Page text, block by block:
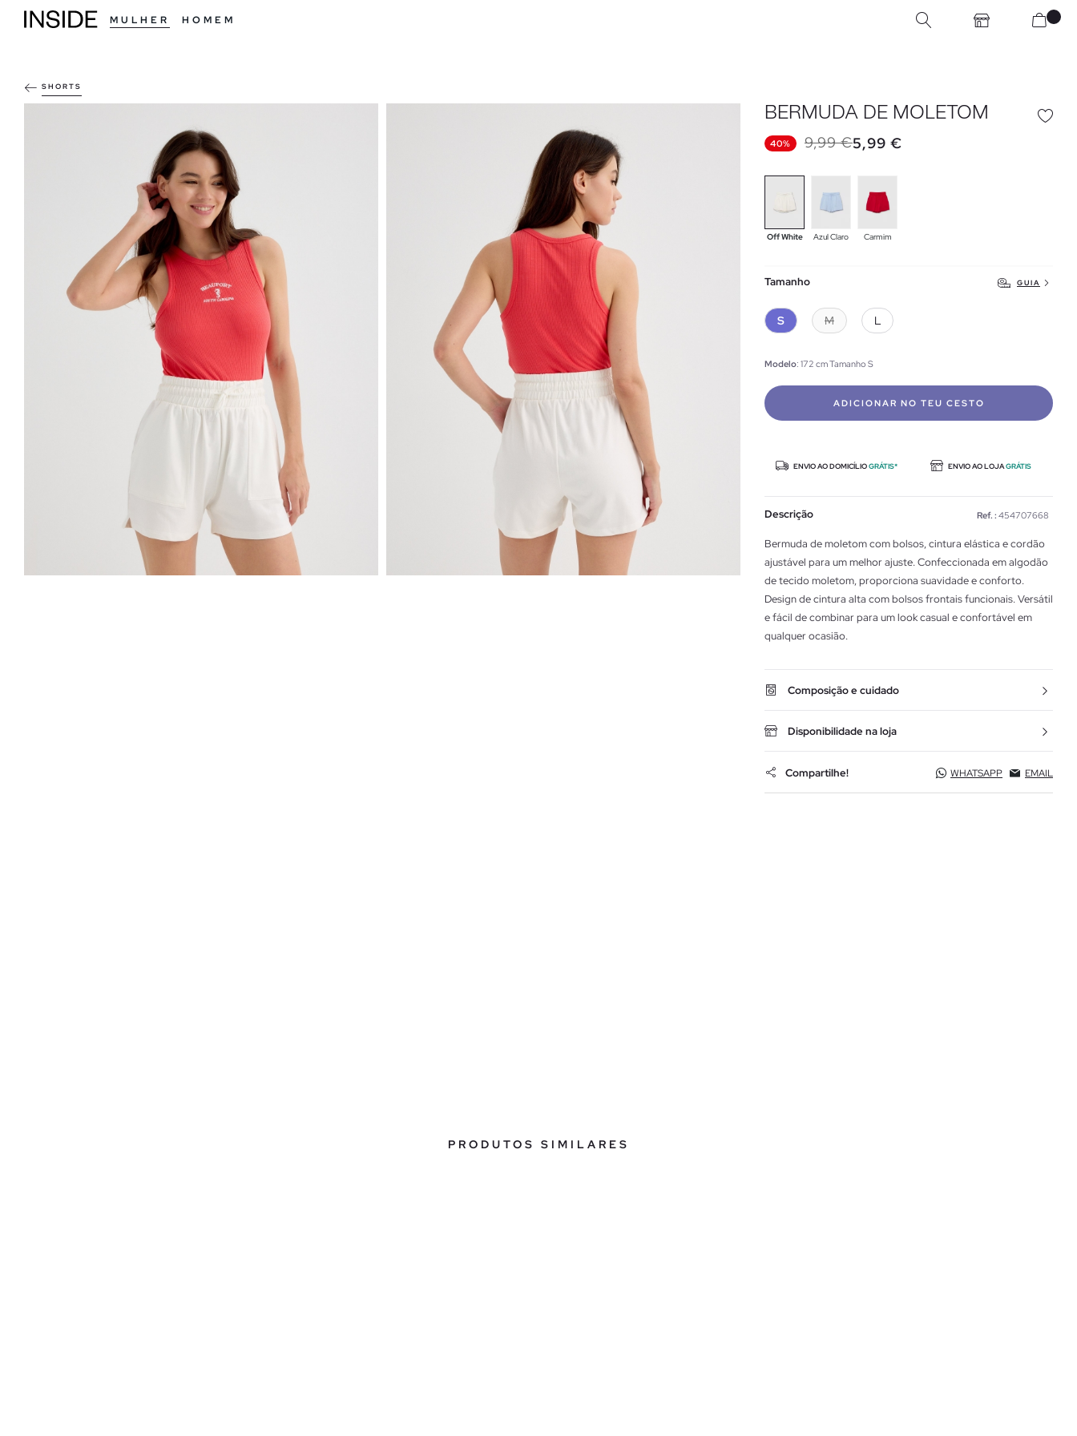
MULHER HOMEM
SHORTS
BERMUDA DE MOLETOM
40% 9,99 €5,99 €
Off White Azul Claro Carmim
Tamanho GUIA
S M L
Modelo: 172 cm Tamanho S
ADICIONAR NO TEU CESTO
ENVIO AO DOMICÍLIOGRÁTIS* ENVIO AO LOJAGRÁTIS
Descrição Ref. : 454707668
Bermuda de moletom com bolsos, cintura elástica e cordão
ajustável para um melhor ajuste. Confeccionada em algodão
de tecido moletom, proporciona suavidade e conforto.
Design de cintura alta com bolsos frontais funcionais. Versátil
e fácil de combinar para um look casual e confortável em
qualquer ocasião.
Composição e cuidado
Disponibilidade na loja
Compartilhe! WHATSAPP EMAIL
PRODUTOS SIMILARES